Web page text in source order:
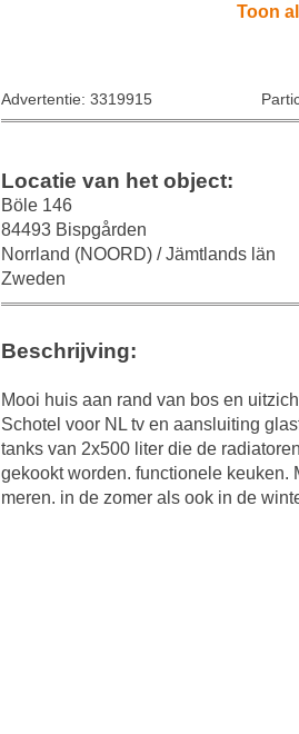
Toon
Advertentie: 3319915
Locatie van het object:
Böle 146
84493 Bispgården
Norrland (NOORD) / Jämtlands län
Zweden
Beschrijving:
Mooi huis aan rand van bos en
Schotel voor NL tv en aansluiting
tanks van 2x500 liter die de
gekookt worden. functionele
meren. in de zomer als ook in de